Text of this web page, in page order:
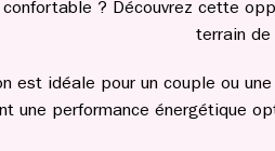
confortable ? Découvrez cette
terrain de
est idéale pour un couple ou
une performance énergétique